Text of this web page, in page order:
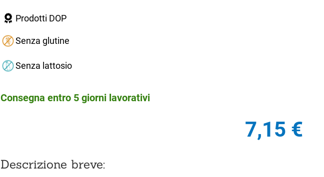
Prodotti DOP
Senza glutine
Senza lattosio
Consegna entro 5 giorni lavorativi
7,15 €
Descrizione breve: